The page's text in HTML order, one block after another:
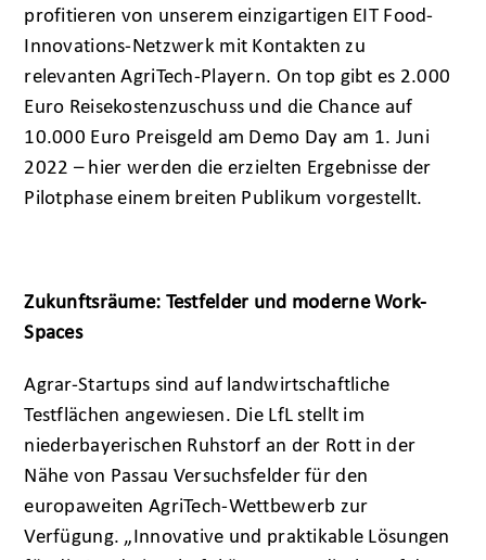
profitieren von unserem einzigartigen EIT Food-
Innovations-Netzwerk mit Kontakten zu
relevanten AgriTech-Playern. On top gibt es 2.000
Euro Reisekostenzuschuss und die Chance auf
10.000 Euro Preisgeld am Demo Day am 1. Juni
2022 – hier werden die erzielten Ergebnisse der
Pilotphase einem breiten Publikum vorgestellt.
Zukunftsräume: Testfelder und moderne Work-
Spaces
Agrar-Startups sind auf landwirtschaftliche
Testflächen angewiesen. Die LfL stellt im
niederbayerischen Ruhstorf an der Rott in der
Nähe von Passau Versuchsfelder für den
europaweiten AgriTech-Wettbewerb zur
Verfügung. „Innovative und praktikable Lösungen